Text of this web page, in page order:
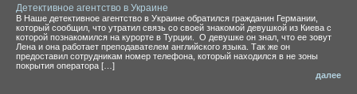
Детективное агентство в Украине
В Наше детективное агентство в Украине обратился гражданин Германии,
который сообщил, что утратил связь со своей знакомой девушкой из Киева с
которой познакомился на курорте в Турции. О девушке он знал, что ее зовут
Лена и она работает преподавателем английского языка. Так же он
предоставил сотрудникам номер телефона, который находился в не зоны
покрытия оператора […]
далее